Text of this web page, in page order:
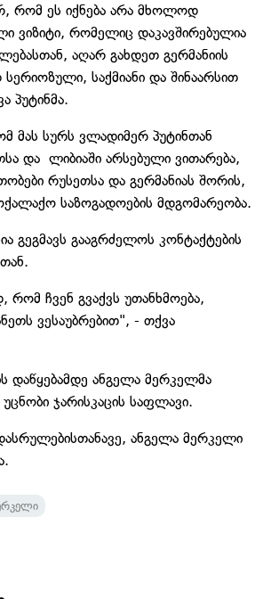
რომ ეს იქნება არა მხოლოდ
ვიზიტი, რომელიც დაკავშირებულია
აღარ გახდეთ გერმანიის
საქმიანი და შინაარსით
პუტინმა.
მას სურს ვლადიმერ პუტინთან
და ლიბიაში არსებული ვითარება,
რუსეთსა და გერმანიას შორის,
საზოგადოების მდგომარეობა.
გეგმავს გააგრძელოს კონტაქტების
რომ ჩვენ გვაქვს უთანხმოება,
ვესაუბრებით", - თქვა
დაწყებამდე ანგელა მერკელმა
ჯარისკაცის საფლავი.
ანგელა მერკელი